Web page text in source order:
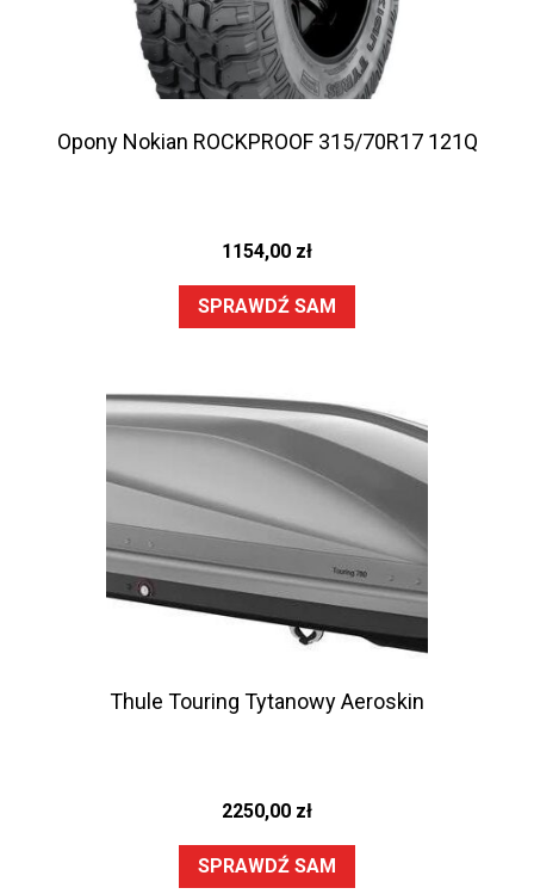
Opony Nokian ROCKPROOF 315/70R17 121Q
1154,00 zł
SPRAWDŹ SAM
Thule Touring Tytanowy Aeroskin
2250,00 zł
SPRAWDŹ SAM